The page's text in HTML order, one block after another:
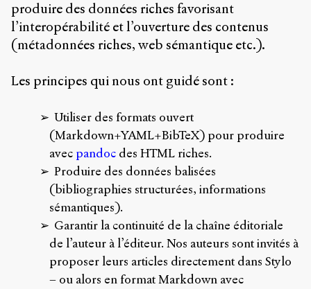
2018
à
2020.
produire des données riches favorisant
l’interopérabilité et l’ouverture des contenus
(métadonnées riches, web sémantique etc.).
Les principes qui nous ont guidé sont :
Utiliser des formats ouvert
(Markdown+YAML+BibTeX) pour produire
avec pandoc des HTML riches.
Produire des données balisées
(bibliographies structurées, informations
sémantiques).
Garantir la continuité de la chaîne éditoriale
de l’auteur à l’éditeur. Nos auteurs sont invités à
proposer leurs articles directement dans Stylo
– ou alors en format Markdown avec